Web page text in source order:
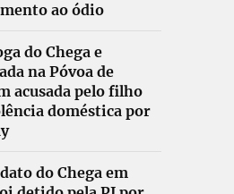
ao ódio
do Chega e
na Póvoa de
acusada pelo filho
doméstica por
do Chega em